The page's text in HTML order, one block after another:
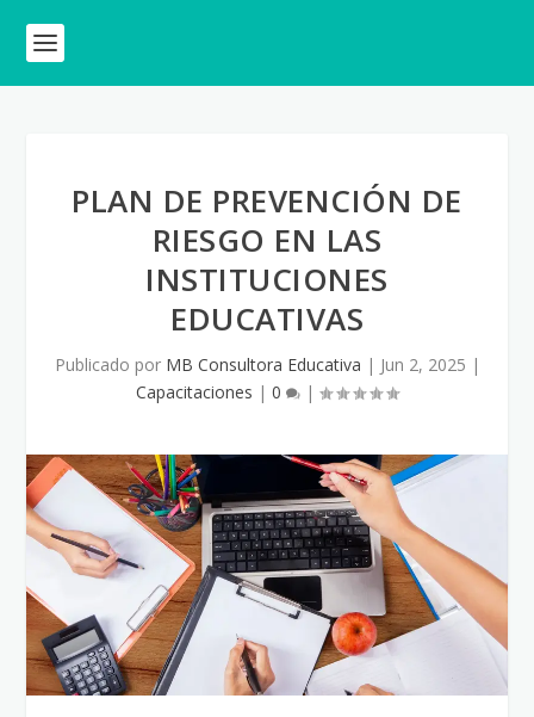
PLAN DE PREVENCIÓN DE
RIESGO EN LAS
INSTITUCIONES
EDUCATIVAS
Publicado por MB Consultora Educativa | Jun 2, 2025 |
Capacitaciones | 0 |